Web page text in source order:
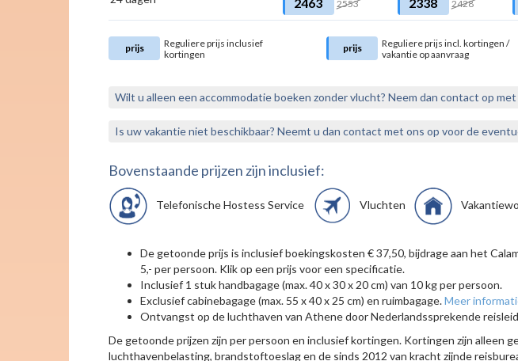
2553 2428
prijs
Reguliere prijs inclusief
kortingen
prijs
Reguliere prijs incl. kortingen /
vakantie op aanvraag
Wilt u alleen een accommodatie boeken zonder vlucht? Neem dan contact op
Is uw vakantie niet beschikbaar? Neemt u dan contact met ons op voor de
Bovenstaande prijzen zijn inclusief:
Telefonische Hostess Service Vluchten
De getoonde prijs is inclusief boekingskosten € 37,50, bijdrage aan het
5,- per persoon. Klik op een prijs voor een specificatie.
Inclusief 1 stuk handbagage (max. 40 x 30 x 20 cm) van 10 kg per persoon.
Exclusief cabinebagage (max. 55 x 40 x 25 cm) en ruimbagage.Meer
Ontvangst op de luchthaven van Athene door Nederlandssprekende
De getoonde prijzen zijn per persoon en inclusief kortingen. Kortingen zijn alleen
luchthavenbelasting, brandstoftoeslag en de sinds 2012 van kracht zijnde